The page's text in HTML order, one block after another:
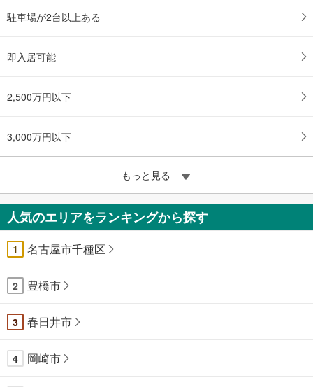
駐車場が2台以上ある
即入居可能
2,500万円以下
3,000万円以下
もっと見る
人気のエリアをランキングから探す
1 名古屋市千種区
2 豊橋市
3 春日井市
4 岡崎市